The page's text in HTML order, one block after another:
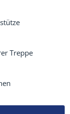
Treppe